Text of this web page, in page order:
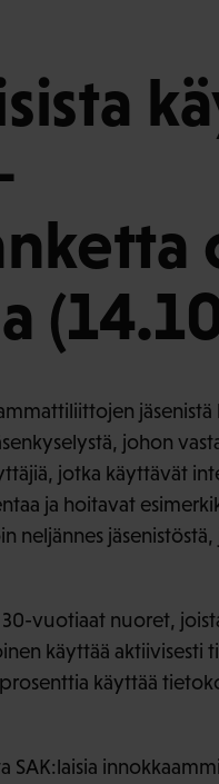
johon
jotka käyttävät
ja hoitavat
neljännes
vuotiaat nuoret,
käyttää
käyttää